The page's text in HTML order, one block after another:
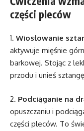
części pleców
1. Wiosłowanie
aktywuje mięśnie
barkowej. Stojąc z
przodu i unieś
2. Podciąganie na
opuszczaniu i
części pleców. To